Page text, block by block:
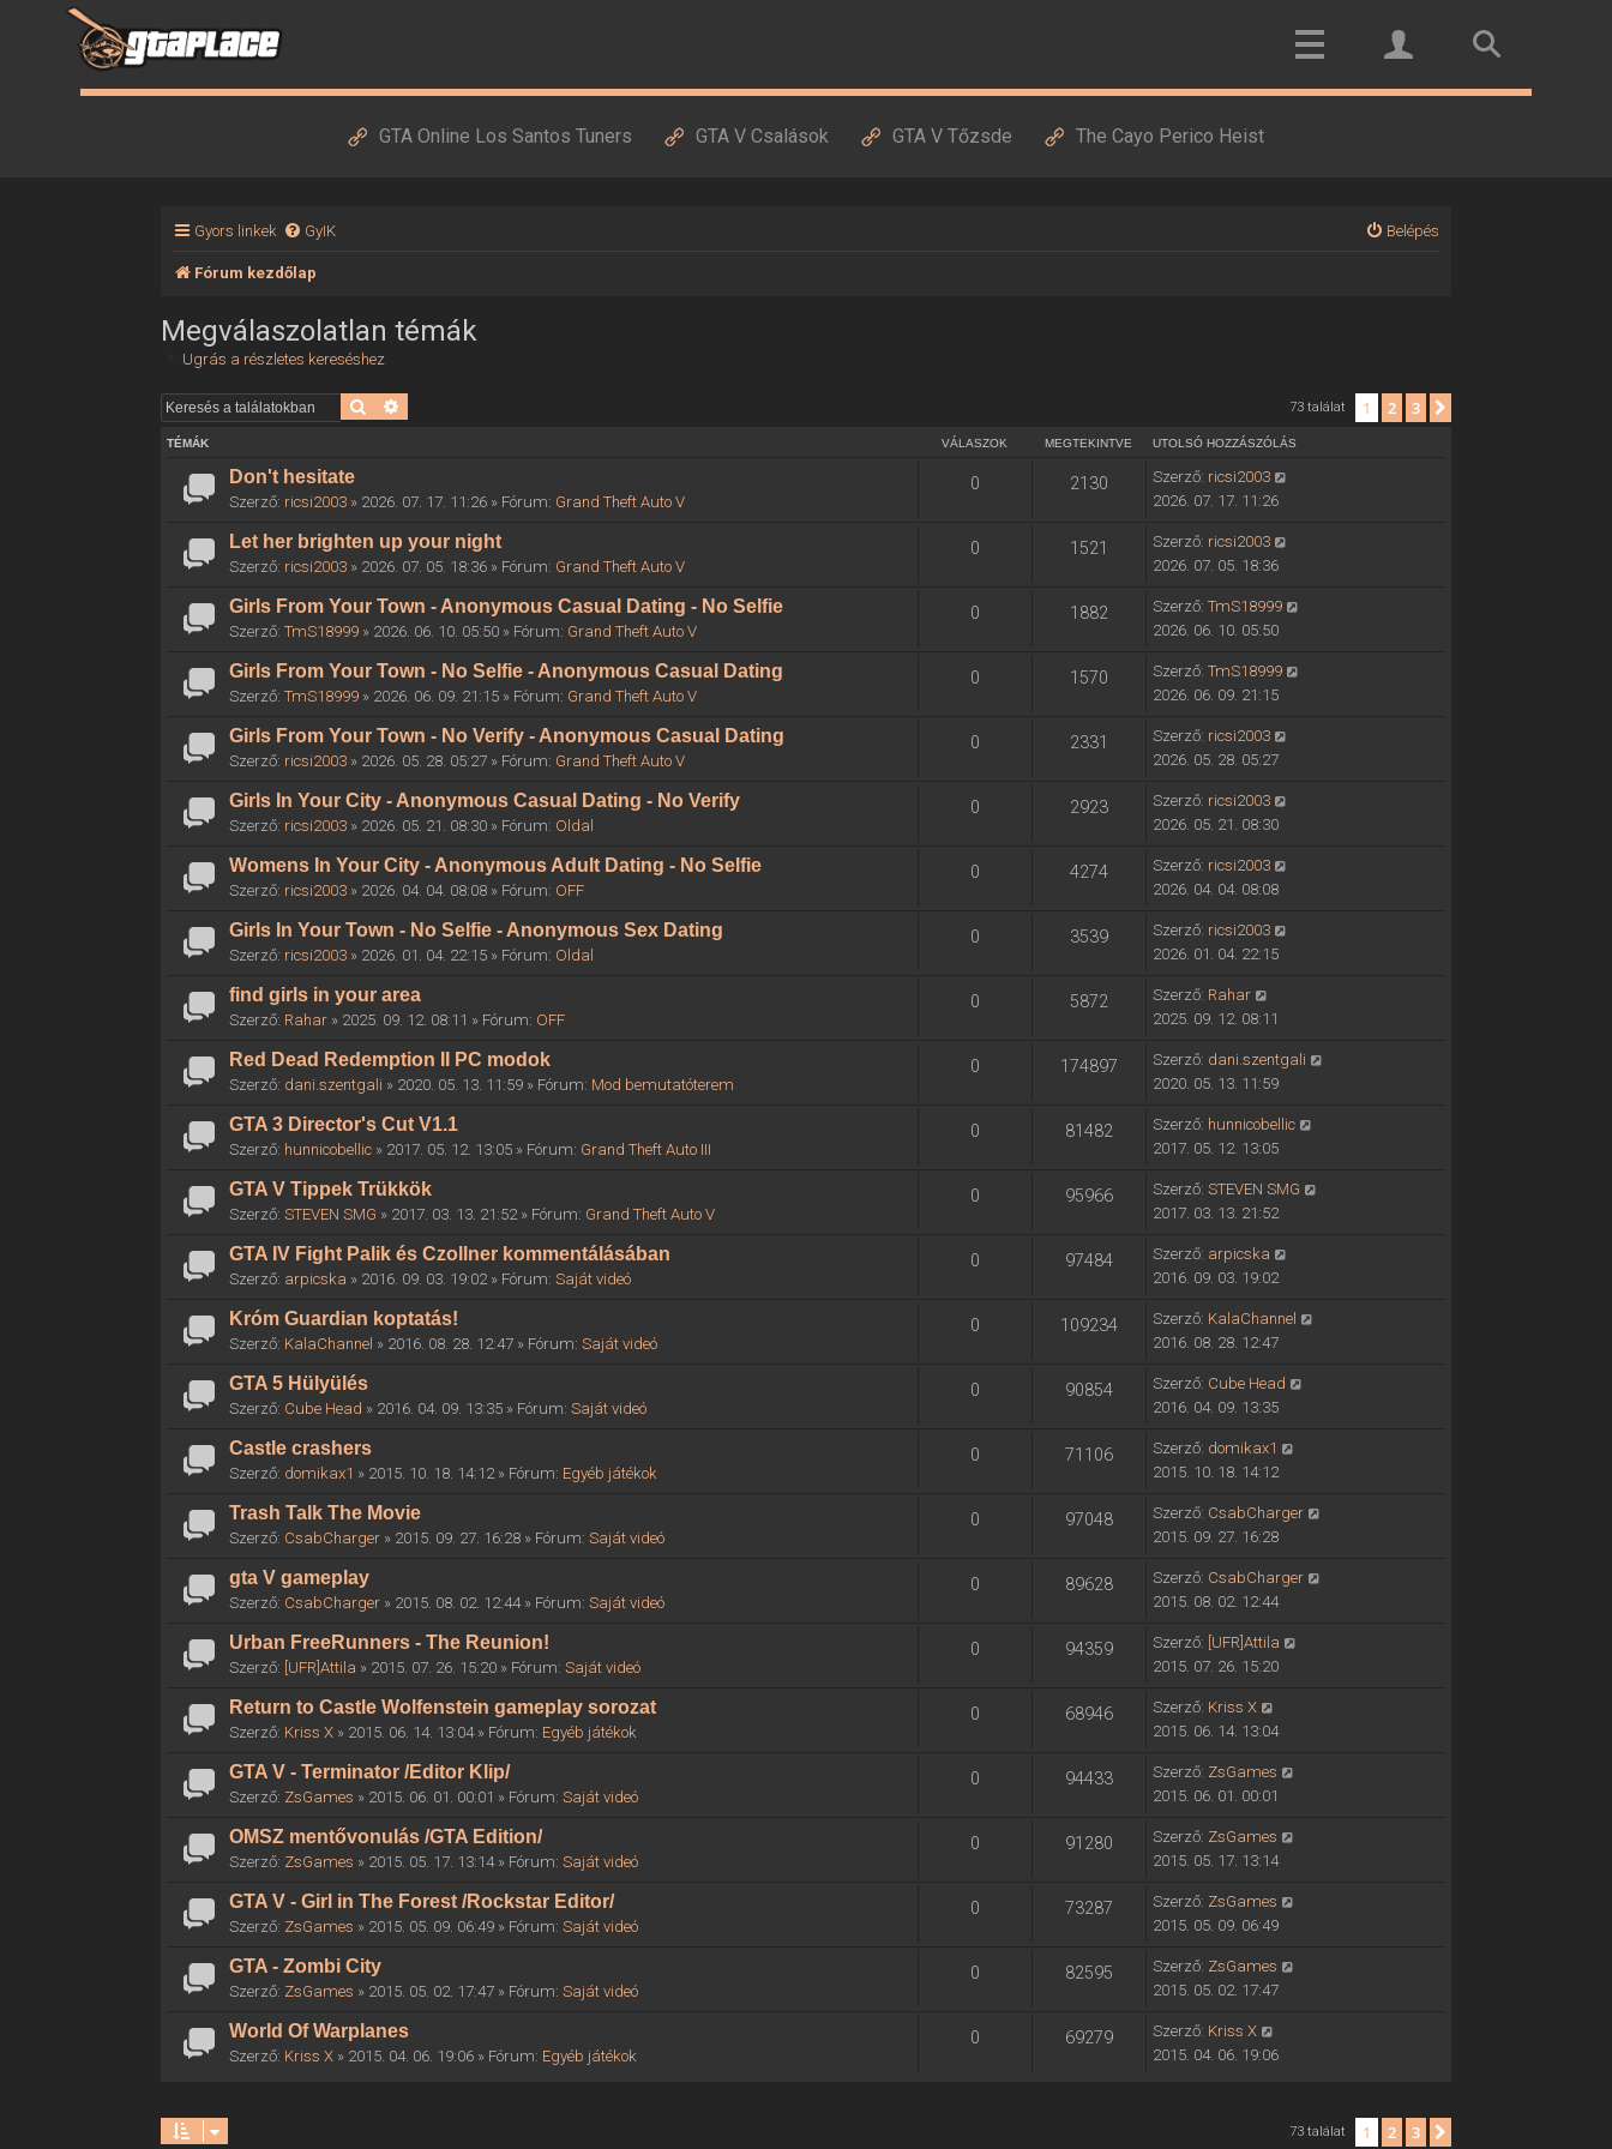
GTA Online Los Santos Tuners GTA V Csalások GTA V Tőzsde The Cayo Perico Heist
Gyors linkek GyIK Belépés
Fórum kezdőlap
Megválaszolatlan témák
Ugrás a részletes kereséshez
Keresés 73 találat 1 2 3
TÉMÁK VÁLASZOK MEGTEKINTVE UTOLSÓ HOZZÁSZÓLÁS
Don't hesitate
Szerző: ricsi2003 » 2026. 07. 17. 11:26 » Fórum: Grand Theft Auto V
0 2130 Szerző: ricsi2003
2026. 07. 17. 11:26
Let her brighten up your night
Szerző: ricsi2003 » 2026. 07. 05. 18:36 » Fórum: Grand Theft Auto V
0 1521 Szerző: ricsi2003
2026. 07. 05. 18:36
Girls From Your Town - Anonymous Casual Dating - No Selfie
Szerző:TmS18999 » 2026. 06. 10. 05:50 » Fórum: Grand Theft Auto V
0 1882 Szerző: TmS18999
2026. 06. 10. 05:50
Girls From Your Town - No Selfie - Anonymous Casual Dating
Szerző:TmS18999 » 2026. 06. 09. 21:15 » Fórum: Grand Theft Auto V
0 1570 Szerző: TmS18999
2026. 06. 09. 21:15
Girls From Your Town - No Verify - Anonymous Casual Dating
Szerző: ricsi2003 » 2026. 05. 28. 05:27 » Fórum: Grand Theft Auto V
0 2331 Szerző: ricsi2003
2026. 05. 28. 05:27
Girls In Your City - Anonymous Casual Dating - No Verify
Szerző: ricsi2003 » 2026. 05. 21. 08:30 » Fórum: Oldal
0 2923 Szerző: ricsi2003
2026. 05. 21. 08:30
Womens In Your City - Anonymous Adult Dating - No Selfie
Szerző: ricsi2003 » 2026. 04. 04. 08:08 » Fórum: OFF
0 4274 Szerző: ricsi2003
2026. 04. 04. 08:08
Girls In Your Town - No Selfie - Anonymous Sex Dating
Szerző: ricsi2003 » 2026. 01. 04. 22:15 » Fórum: Oldal
0 3539 Szerző: ricsi2003
2026. 01. 04. 22:15
find girls in your area
Szerző: Rahar » 2025. 09. 12. 08:11 » Fórum: OFF
0 5872 Szerző: Rahar
2025. 09. 12. 08:11
Red Dead Redemption II PC modok
Szerző: dani.szentgali » 2020. 05. 13. 11:59 » Fórum: Mod bemutatóterem
0 174897 Szerző: dani.szentgali
2020. 05. 13. 11:59
GTA 3 Director's Cut V1.1
Szerző: hunnicobellic » 2017. 05. 12. 13:05 » Fórum: Grand Theft Auto III
0 81482 Szerző: hunnicobellic
2017. 05. 12. 13:05
GTA V Tippek Trükkök
Szerző:STEVEN SMG » 2017. 03. 13. 21:52 » Fórum: Grand Theft Auto V
0 95966 Szerző: STEVEN SMG
2017. 03. 13. 21:52
GTA IV Fight Palik és Czollner kommentálásában
Szerző: arpicska » 2016. 09. 03. 19:02 » Fórum:Saját videó
0 97484 Szerző: arpicska
2016. 09. 03. 19:02
Króm Guardian koptatás!
Szerző: KalaChannel » 2016. 08. 28. 12:47 » Fórum:Saját videó
0 109234 Szerző: KalaChannel
2016. 08. 28. 12:47
GTA 5 Hülyülés
Szerző: Cube Head » 2016. 04. 09. 13:35 » Fórum:Saját videó
0 90854 Szerző: Cube Head
2016. 04. 09. 13:35
Castle crashers
Szerző: domikax1 » 2015. 10. 18. 14:12 » Fórum: Egyéb játékok
0 71106 Szerző: domikax1
2015. 10. 18. 14:12
Trash Talk The Movie
Szerző: CsabCharger » 2015. 09. 27. 16:28 » Fórum:Saját videó
0 97048 Szerző: CsabCharger
2015. 09. 27. 16:28
gta V gameplay
Szerző: CsabCharger » 2015. 08. 02. 12:44 » Fórum:Saját videó
0 89628 Szerző: CsabCharger
2015. 08. 02. 12:44
Urban FreeRunners - The Reunion!
Szerző: [UFR]Attila » 2015. 07. 26. 15:20 » Fórum:Saját videó
0 94359 Szerző: [UFR]Attila
2015. 07. 26. 15:20
Return to Castle Wolfenstein gameplay sorozat
Szerző: Kriss X » 2015. 06. 14. 13:04 » Fórum: Egyéb játékok
0 68946 Szerző: Kriss X
2015. 06. 14. 13:04
GTA V - Terminator /Editor Klip/
Szerző: ZsGames » 2015. 06. 01. 00:01 » Fórum:Saját videó
0 94433 Szerző: ZsGames
2015. 06. 01. 00:01
OMSZ mentővonulás /GTA Edition/
Szerző: ZsGames » 2015. 05. 17. 13:14 » Fórum:Saját videó
0 91280 Szerző: ZsGames
2015. 05. 17. 13:14
GTA V - Girl in The Forest /Rockstar Editor/
Szerző: ZsGames » 2015. 05. 09. 06:49 » Fórum:Saját videó
0 73287 Szerző: ZsGames
2015. 05. 09. 06:49
GTA - Zombi City
Szerző: ZsGames » 2015. 05. 02. 17:47 » Fórum:Saját videó
0 82595 Szerző: ZsGames
2015. 05. 02. 17:47
World Of Warplanes
Szerző: Kriss X » 2015. 04. 06. 19:06 » Fórum: Egyéb játékok
0 69279 Szerző: Kriss X
2015. 04. 06. 19:06
73 találat 1 2 3